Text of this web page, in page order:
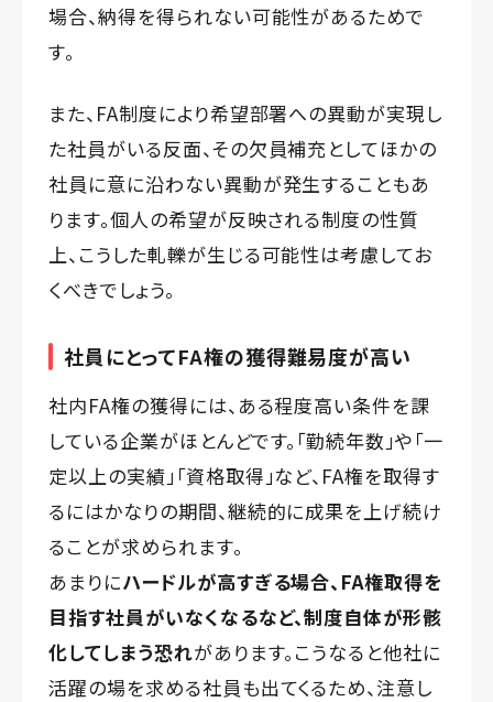
場合、納得を得られない可能性があるためで
す。
また、FA制度により希望部署への異動が実現し
た社員がいる反面、その欠員補充としてほかの
社員に意に沿わない異動が発生することもあ
ります。個人の希望が反映される制度の性質
上、こうした軋轢が生じる可能性は考慮してお
くべきでしょう。
社員にとってFA権の獲得難易度が高い
社内FA権の獲得には、ある程度高い条件を課
している企業がほとんどです。「勤続年数」や「一
定以上の実績」「資格取得」など、FA権を取得す
るにはかなりの期間、継続的に成果を上げ続け
ることが求められます。
あまりにハードルが高すぎる場合、FA権取得を
目指す社員がいなくなるなど、制度自体が形骸
化してしまう恐れがあります。こうなると他社に
活躍の場を求める社員も出てくるため、注意し